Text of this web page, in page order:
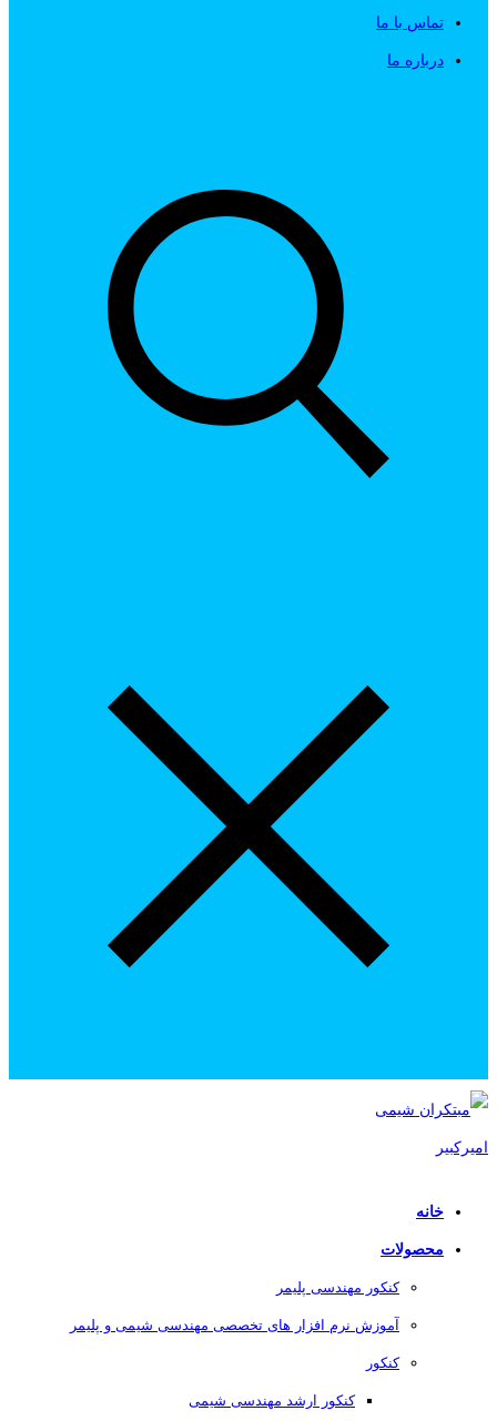
تماس با ما
درباره ما
خانه
محصولات
کنکور مهندسی پلیمر
آموزش نرم افزار های تخصصی مهندسی شیمی و پلیمر
کنکور
کنکور ارشد مهندسی شیمی